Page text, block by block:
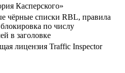
Касперского»
чёрные списки RBL, правила
по числу
в заголовке
лицензия Traffic Inspector